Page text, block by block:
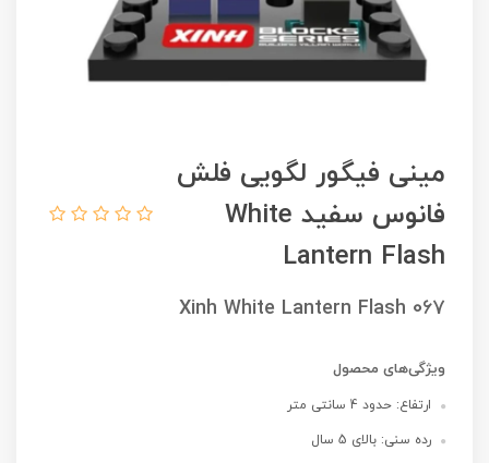
مینی فیگور لگویی فلش
فانوس سفید White
Lantern Flash
Xinh White Lantern Flash 067
ویژگی‌های محصول
ارتفاع: حدود 4 سانتی متر
رده سنی: بالای 5 سال